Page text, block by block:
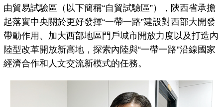
由貿易試驗區（以下簡稱“自貿試驗區”），陝西省承擔
起落實中央關於更好發揮“一帶一路”建設對西部大開發
帶動作用、加大西部地區門戶城市開放力度以及打造內
陸型改革開放新高地，探索內陸與“一帶一路”沿線國家
經濟合作和人文交流新模式的任務。